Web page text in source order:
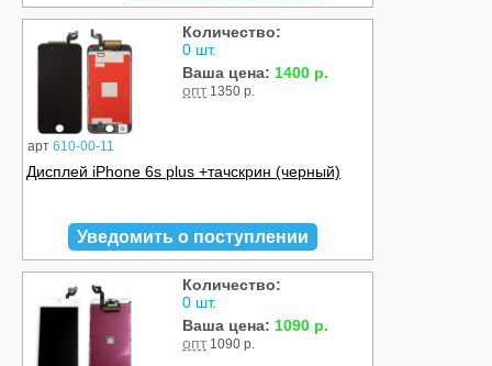
арт 610-00-11
Количество:
0 шт.
Ваша цена: 1400 р.
опт 1350 р.
Дисплей iPhone 6s plus +тачскрин (черный)
Уведомить о поступлении
Количество:
0 шт.
Ваша цена: 1090 р.
опт 1090 р.